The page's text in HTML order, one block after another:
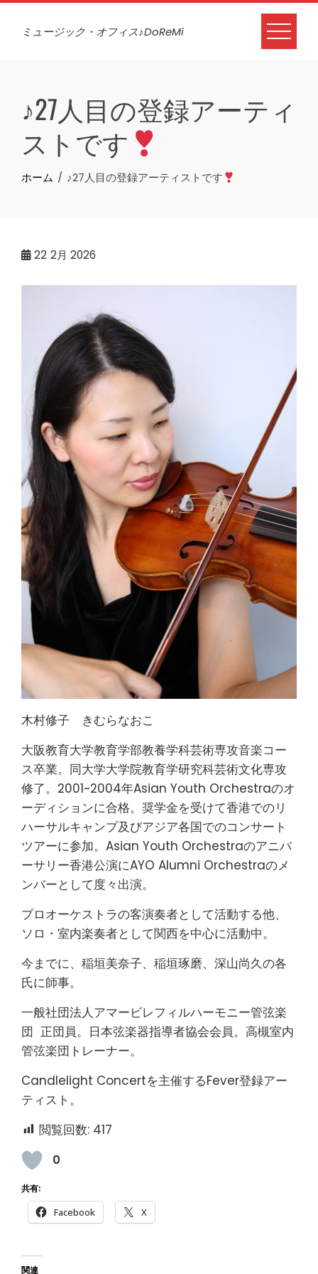
Skip
ミュージック・オフィス♪DoReMi
♪27人目の登録アーティ
ストです
ホーム ♪27人目の登録アーティストです
22 2月 2026
木村修子 きむらなおこ
大阪教育大学教育学部教養学科芸術専攻音楽コー
ス卒業。同大学大学院教育学研究科芸術文化専攻
修了。2001~2004年Asian Youth Orchestraのオ
ーディションに合格。奨学金を受けて香港でのリ
ハーサルキャンプ及びアジア各国でのコンサート
ツアーに参加。Asian Youth Orchestraのアニバ
ーサリー香港公演にAYO Alumni Orchestraのメ
ンバーとして度々出演。
プロオーケストラの客演奏者として活動する他、
ソロ・室内楽奏者として関西を中心に活動中。
今までに、稲垣美奈子、稲垣琢磨、深山尚久の各
氏に師事。
一般社団法人アマービレフィルハーモニー管弦楽
団 正団員。日本弦楽器指導者協会会員。高槻室内
管弦楽団トレーナー。
Candlelight Concertを主催するFever登録アー
ティスト。
閲覧回数: 417
0
共有:
Facebook X
関連